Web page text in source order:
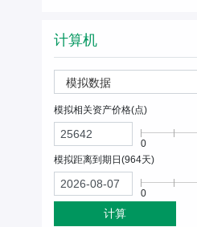
计算机
模拟数据
模拟相关资产价格(点)
0
模拟距离到期日(964天)
0
计算